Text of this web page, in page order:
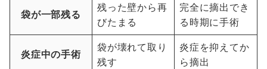
袋が一部残る
残った壁から再
びたまる
完全に摘出でき
る時期に手術
炎症中の手術
袋が壊れて取り
残す
炎症を抑えてか
ら摘出